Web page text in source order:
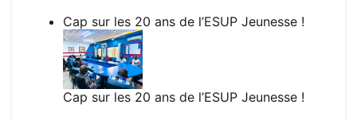
Cap sur les 20 ans de l’ESUP Jeunesse !
Cap sur les 20 ans de l’ESUP Jeunesse !